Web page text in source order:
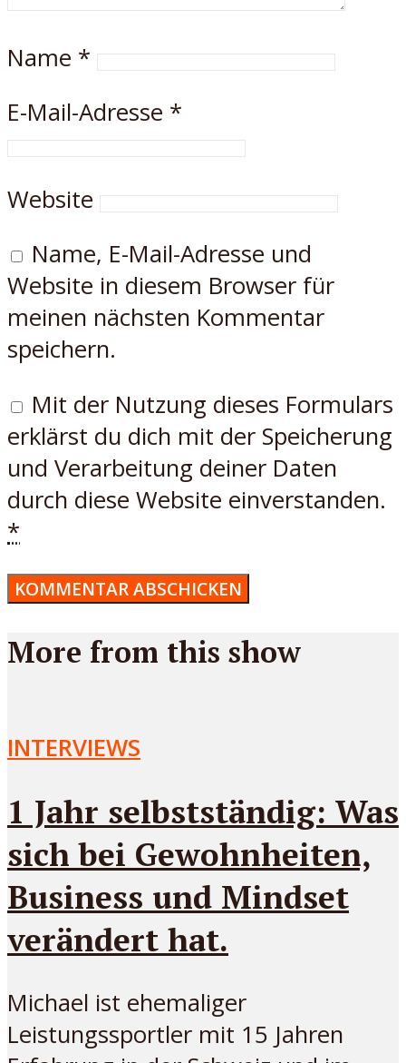
Name *
E-Mail-Adresse *
Website
Name, E-Mail-Adresse und
Website in diesem Browser für
meinen nächsten Kommentar
speichern.
Mit der Nutzung dieses Formulars
erklärst du dich mit der Speicherung
und Verarbeitung deiner Daten
durch diese Website einverstanden.
*
More from this show
INTERVIEWS
1 Jahr selbstständig: Was
sich bei Gewohnheiten,
Business und Mindset
verändert hat.
Michael ist ehemaliger
Leistungssportler mit 15 Jahren